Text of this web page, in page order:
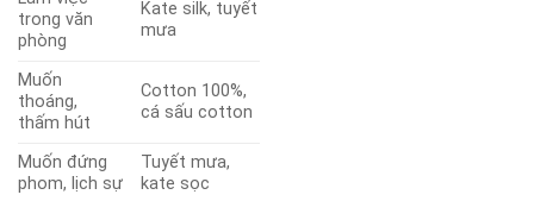
trong văn
phòng
Kate silk, tuyết
mưa
Muốn
thoáng,
thấm hút
Cotton 100%,
cá sấu cotton
Muốn đứng
phom, lịch sự
Tuyết mưa,
kate sọc